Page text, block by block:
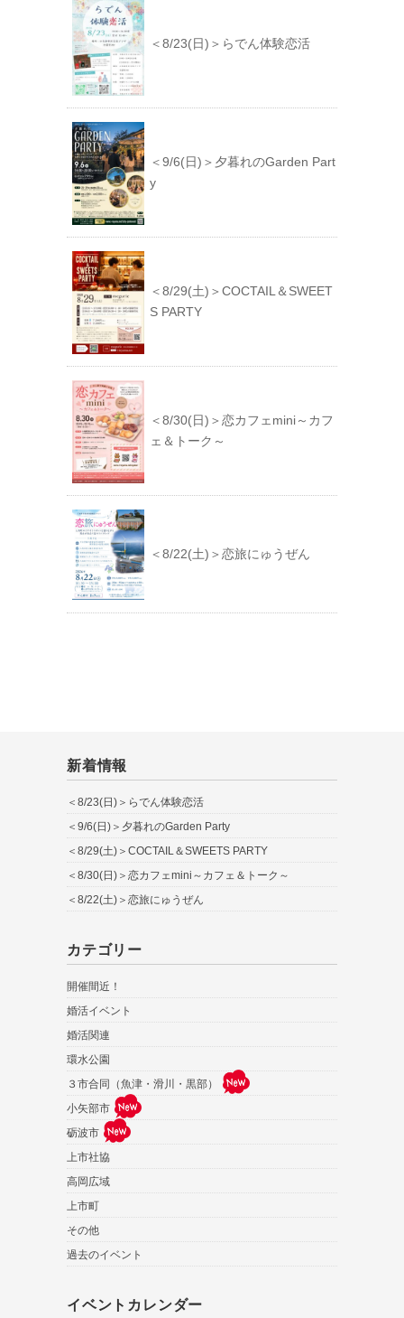
＜8/23(日)＞らでん体験恋活
＜9/6(日)＞夕暮れのGarden Part
y
＜8/29(土)＞COCTAIL＆SWEET
S PARTY
＜8/30(日)＞恋カフェmini～カフ
ェ＆トーク～
＜8/22(土)＞恋旅にゅうぜん
新着情報
＜8/23(日)＞らでん体験恋活
＜9/6(日)＞夕暮れのGarden Party
＜8/29(土)＞COCTAIL＆SWEETS PARTY
＜8/30(日)＞恋カフェmini～カフェ＆トーク～
＜8/22(土)＞恋旅にゅうぜん
カテゴリー
開催間近！
婚活イベント
婚活関連
環水公園
３市合同（魚津・滑川・黒部）
小矢部市
砺波市
上市社協
高岡広域
上市町
その他
過去のイベント
イベントカレンダー